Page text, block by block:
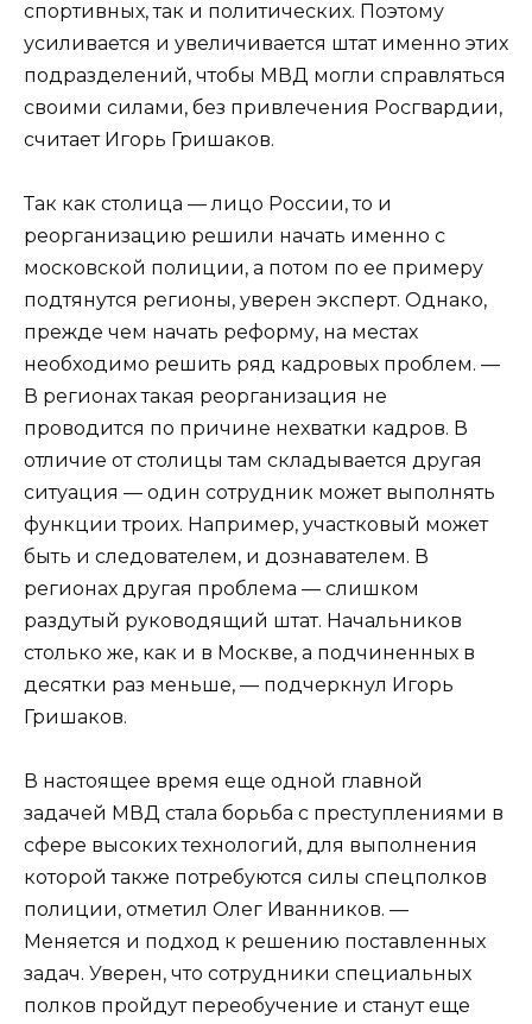
спортивных, так и политических. Поэтому
усиливается и увеличивается штат именно этих
подразделений, чтобы МВД могли справляться
своими силами, без привлечения Росгвардии,
считает Игорь Гришаков.
Так как столица — лицо России, то и
реорганизацию решили начать именно с
московской полиции, а потом по ее примеру
подтянутся регионы, уверен эксперт. Однако,
прежде чем начать реформу, на местах
необходимо решить ряд кадровых проблем. —
В регионах такая реорганизация не
проводится по причине нехватки кадров. В
отличие от столицы там складывается другая
ситуация — один сотрудник может выполнять
функции троих. Например, участковый может
быть и следователем, и дознавателем. В
регионах другая проблема — слишком
раздутый руководящий штат. Начальников
столько же, как и в Москве, а подчиненных в
десятки раз меньше, — подчеркнул Игорь
Гришаков.
В настоящее время еще одной главной
задачей МВД стала борьба с преступлениями в
сфере высоких технологий, для выполнения
которой также потребуются силы спецполков
полиции, отметил Олег Иванников. —
Меняется и подход к решению поставленных
задач. Уверен, что сотрудники специальных
полков пройдут переобучение и станут еще